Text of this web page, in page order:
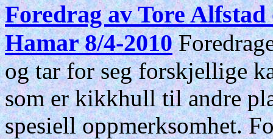
Foredrag av Tore Alfstad
Hamar 8/4-2010
og tar for seg forskjellige
som er kikkhull til andre
spesiell oppmerksomhet.